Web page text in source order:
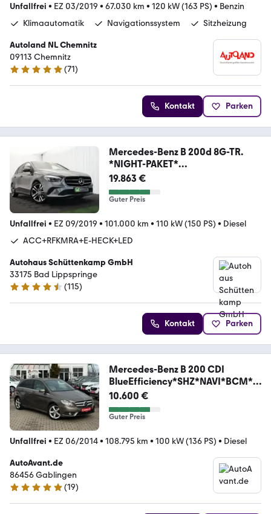
Unfallfrei • EZ 03/2019 • 67.030 km • 120 kW (163 PS) • Benzin
Klimaautomatik
Navigationssystem Sitzheizung
Autoland NL Chemnitz
09113 Chemnitz
4.8 Sterne
(71)
Kontakt Parken
Mercedes-Benz B 200d 8G-TR.
*NIGHT-PAKET*
LED+KMRA+AHK+E-HECK
19.863 €
Guter Preis
Unfallfrei • EZ 09/2019 • 101.000 km • 110 kW (150 PS) • Diesel
ACC+RFKMRA+E-HECK+LED
Autohaus Schüttenkamp GmbH
33175 Bad Lippspringe
4.7 Sterne
(115)
Kontakt Parken
Mercedes-Benz B 200 CDI
BlueEfficiency*SHZ*NAVI*BCM*
MFL*
10.600 €
Guter Preis
Unfallfrei • EZ 06/2014• 108.795 km • 100 kW (136 PS) • Diesel
AutoAvant.de
86456 Gablingen
4.9 Sterne
(19)